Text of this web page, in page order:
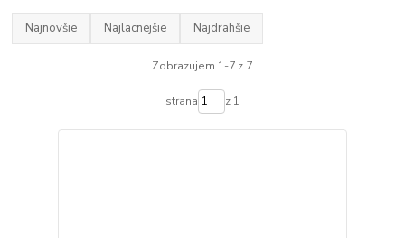
Najnovšie Najlacnejšie Najdrahšie
Zobrazujem 1-7 z 7
strana z 1